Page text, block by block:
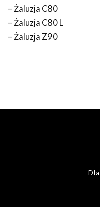
– Żaluzja C80
– Żaluzja C80 L
– Żaluzja Z90